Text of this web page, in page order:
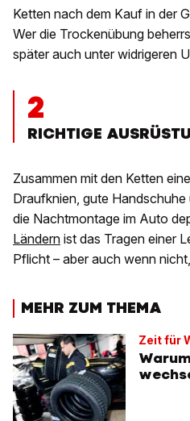
Ketten nach dem Kauf in der
Wer die Trockenübung
später auch unter widrigeren
2
RICHTIGE
Zusammen mit den Ketten
Draufknien, gute
die Nachtmontage im Auto
Ländern ist das Tragen einer
Pflicht – aber auch wenn
MEHR ZUM THEMA
Zeit für